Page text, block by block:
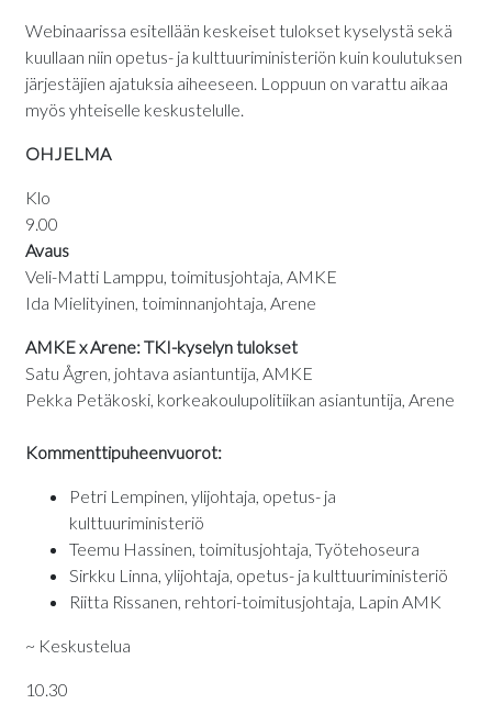
Webinaarissa esitellään keskeiset tulokset kyselystä sekä
kuullaan niin opetus- ja kulttuuriministeriön kuin koulutuksen
järjestäjien ajatuksia aiheeseen. Loppuun on varattu aikaa
myös yhteiselle keskustelulle.
OHJELMA
Klo
9.00
Avaus
Veli-Matti Lamppu, toimitusjohtaja, AMKE
Ida Mielityinen, toiminnanjohtaja, Arene
AMKE x Arene: TKI-kyselyn tulokset
Satu Ågren, johtava asiantuntija, AMKE
Pekka Petäkoski, korkeakoulupolitiikan asiantuntija, Arene
Kommenttipuheenvuorot:
Petri Lempinen, ylijohtaja, opetus- ja
kulttuuriministeriö
Teemu Hassinen, toimitusjohtaja, Työtehoseura
Sirkku Linna, ylijohtaja, opetus- ja kulttuuriministeriö
Riitta Rissanen, rehtori-toimitusjohtaja, Lapin AMK
~ Keskustelua
10.30